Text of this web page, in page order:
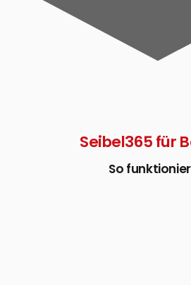
Seibel365 für
So